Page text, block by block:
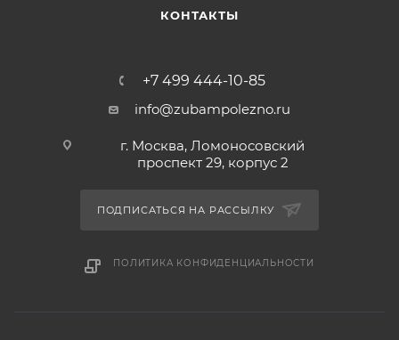
КОНТАКТЫ
+7 499 444-10-85
info@zubampolezno.ru
г. Москва, Ломоносовский
проспект 29, корпус 2
ПОДПИСАТЬСЯ НА РАССЫЛКУ
ПОЛИТИКА КОНФИДЕНЦИАЛЬНОСТИ